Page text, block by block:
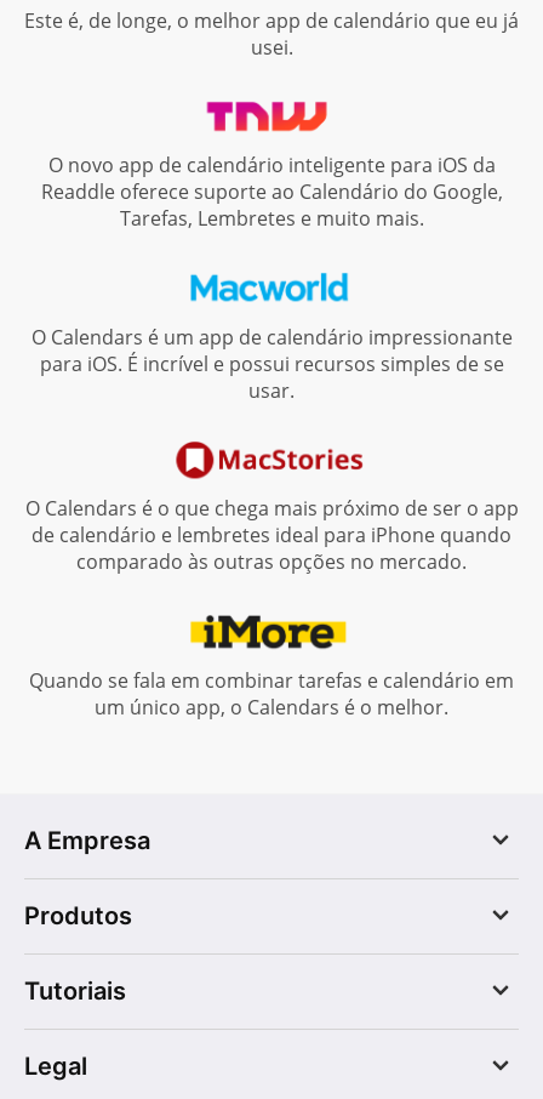
Este é, de longe, o melhor app de calendário que eu já
usei.
O novo app de calendário inteligente para iOS da
Readdle oferece suporte ao Calendário do Google,
Tarefas, Lembretes e muito mais.
O Calendars é um app de calendário impressionante
para iOS. É incrível e possui recursos simples de se
usar.
O Calendars é o que chega mais próximo de ser o app
de calendário e lembretes ideal para iPhone quando
comparado às outras opções no mercado.
Quando se fala em combinar tarefas e calendário em
um único app, o Calendars é o melhor.
A Empresa
Quem somos
Central de Ajuda
Produtos
Documents
Scanner Pro
Tutoriais
Sincronizar com calendário do Google
Legal